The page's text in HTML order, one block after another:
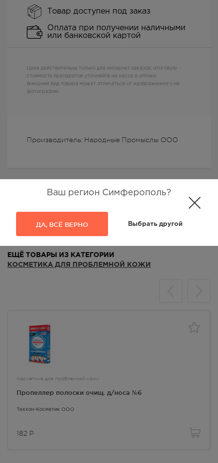
Ваш регион Симферополь?
ДА, ВСЁ ВЕРНО Выбрать другой
Производитель: Народные Промыслы ООО
Товар доступен под заказ
Оплата при получении наличными
или банковской картой
Цена действительна только для интернет заказов, итоговую
стоимость препаратов уточняйте на кассе в аптеке
Внешний вид товара может отличаться от изображенного на
фотографии
ЕЩЁ ТОВАРЫ ИЗ КАТЕГОРИИ
КОСМЕТИКА ДЛЯ ПРОБЛЕМНОЙ КОЖИ
Косметика для проблемной кожи
Пропеллер полоски очищ. д/носа №6
Теххон-Косметик ООО
182 Р